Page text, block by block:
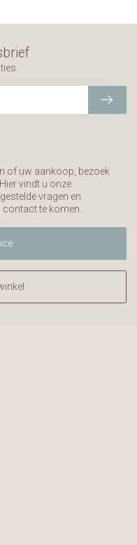
of uw aankoop, bezoek
vindt u onze
vragen en
te komen.